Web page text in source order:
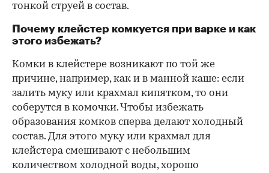
тонкой струей в состав.
Почему клейстер комкуется при варке и как
этого избежать?
Комки в клейстере возникают по той же
причине, например, как и в манной каше: если
залить муку или крахмал кипятком, то они
соберутся в комочки. Чтобы избежать
образования комков сперва делают холодный
состав. Для этого муку или крахмал для
клейстера смешивают с небольшим
количеством холодной воды, хорошо